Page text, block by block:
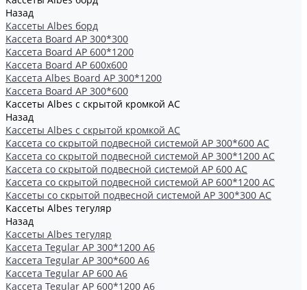
Назад
Кассеты Albes борд
Kассета Board AP 300*300
Kассета Board AP 600*1200
Kассета Board AP 600x600
Кассетa Albes Board AP 300*1200
Кассета Board AP 300*600
Кассеты Albes с скрытой кромкой AC
Назад
Кассеты Albes с скрытой кромкой AC
Кассетa со скрытой подвесной системой АР 300*600 AC
Кассета со скрытой подвесной системой АР 300*1200 AC
Кассета со скрытой подвесной системой АР 600 AC
Кассета со скрытой подвесной системой АР 600*1200 AC
Кассеты со скрытой подвесной системой АР 300*300 АС
Кассеты Albes тегуляр
Назад
Кассеты Albes тегуляр
Кассета Tegular AP 300*1200 А6
Кассета Tegular AP 300*600 А6
Кассета Tegular AP 600 A6
Кассета Tegular AP 600*1200 А6